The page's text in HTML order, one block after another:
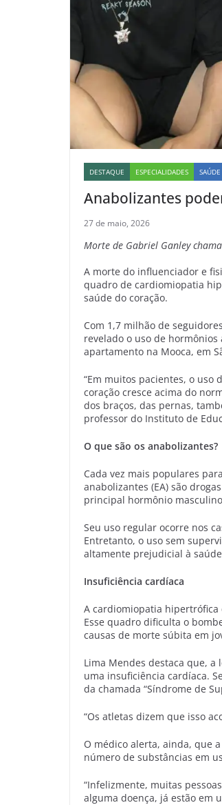
DESTAQUE ESPECIALIDADES SAÚDE
Anabolizantes
27 de maio, 2026
Morte de Gabriel Ganley
A morte do influenciador e
quadro de cardiomiopatia
saúde do coração.
Com 1,7 milhão de
revelado o uso de
apartamento na Mooca, em
“Em muitos pacientes, o uso
coração cresce acima do
dos braços, das pernas,
professor do Instituto de
O que são os anabolizantes?
Cada vez mais populares
anabolizantes (EA) são
principal hormônio
Seu uso regular ocorre nos
Entretanto, o uso sem
altamente prejudicial à
Insuficiência cardíaca
A cardiomiopatia hipertrófica
Esse quadro dificulta o
causas de morte súbita em
Lima Mendes destaca que, a
uma insuficiência cardíaca.
da chamada “Síndrome de
“Os atletas dizem que isso
O médico alerta, ainda, que
número de substâncias em
“Infelizmente, muitas
alguma doença, já estão em